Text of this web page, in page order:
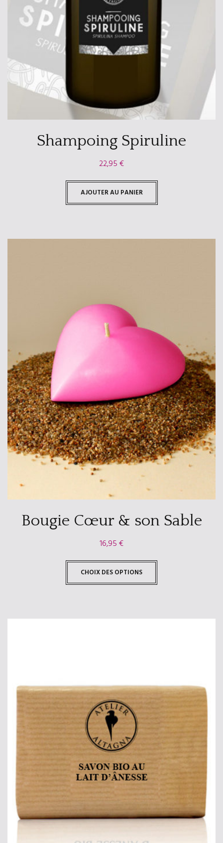
Shampoing Spiruline
22,95€
AJOUTER AU PANIER
Bougie Cœur & son Sable
16,95€
CHOIX DES OPTIONS